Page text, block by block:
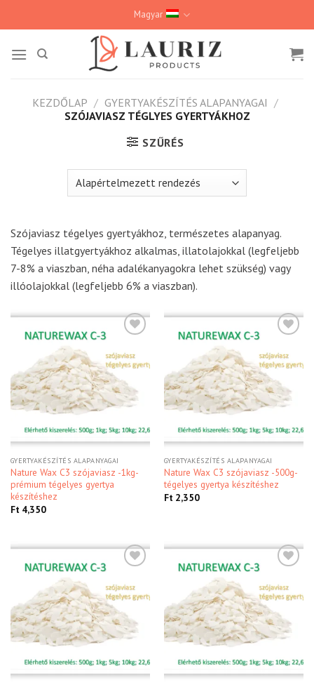
Magyar
KEZDŐLAP / GYERTYAKÉSZÍTÉS ALAPANYAGAI /
SZÓJAVIASZ TÉGLYES GYERTYÁKHOZ
SZŰRÉS
Szójaviasz tégelyes gyertyákhoz, természetes alapanyag.
Tégelyes illatgyertyákhoz alkalmas, illatolajokkal (legfeljebb
7-8% a viaszban, néha adalékanyagokra lehet szükség) vagy
illóolajokkal (legfeljebb 6% a viaszban).
Kedvencekhez
GYERTYAKÉSZÍTÉS ALAPANYAGAI
Nature Wax C3 szójaviasz -1kg-
prémium tégelyes gyertya
készítéshez
Ft4,350
Kedvencekhez
GYERTYAKÉSZÍTÉS ALAPANYAGAI
Nature Wax C3 szójaviasz -500g-
tégelyes gyertya készítéshez
Ft2,350
Kedvencekhez Kedvencekhez